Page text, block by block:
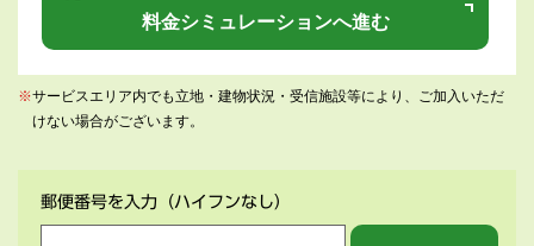
料金シミュレーションへ進む
※サービスエリア内でも立地・建物状況・受信施設等により、ご加入いただ
けない場合がございます。
郵便番号を入力 （ハイフンなし）